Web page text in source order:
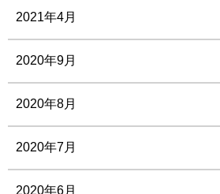
2021年4月
2020年9月
2020年8月
2020年7月
2020年6月